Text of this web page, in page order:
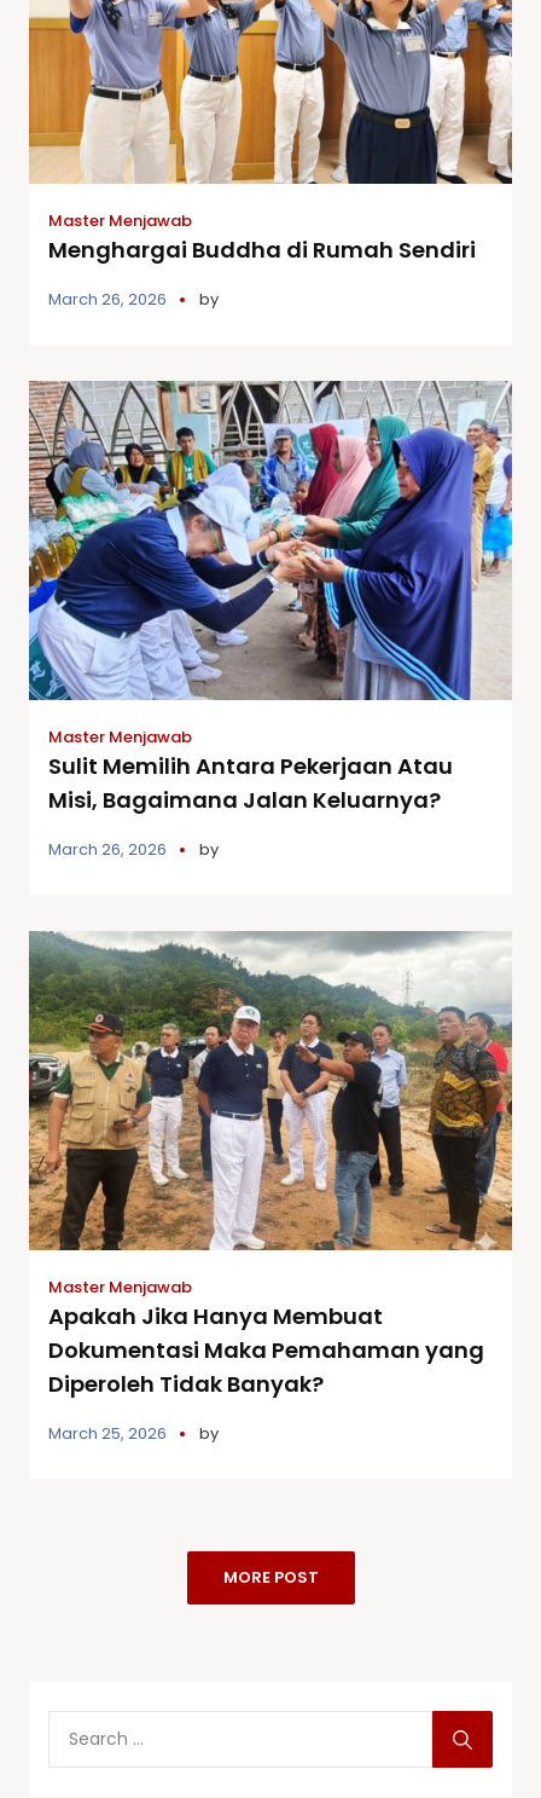
Master Menjawab
Menghargai Buddha di Rumah Sendiri
March 26, 2026 by
Master Menjawab
Sulit Memilih Antara Pekerjaan Atau
Misi, Bagaimana Jalan Keluarnya?
March 26, 2026 by
Master Menjawab
Apakah Jika Hanya Membuat
Dokumentasi Maka Pemahaman yang
Diperoleh Tidak Banyak?
March 25, 2026 by
MORE POST